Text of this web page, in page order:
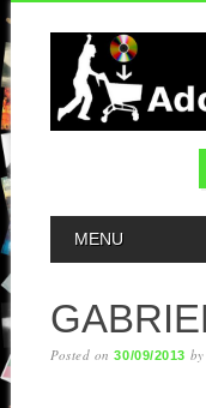
MAIN
MENU
Posted on30/09/2013